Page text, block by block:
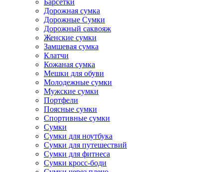
Барсетки
Дорожная сумка
Дорожные Сумки
Дорожный саквояж
Женские сумки
Замшевая сумка
Клатчи
Кожаная сумка
Мешки для обуви
Молодежные сумки
Мужские сумки
Портфели
Поясные сумки
Спортивные сумки
Сумки
Сумки для ноутбука
Сумки для путешествий
Сумки для фитнеса
Сумки кросс-боди